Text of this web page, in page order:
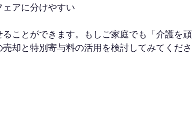
アに分けやすい
ことができます。もしご家庭でも「介護を頑
却と特別寄与料の活用を検討してみてくださ